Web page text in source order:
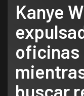
Kanye
oficinas
buscar